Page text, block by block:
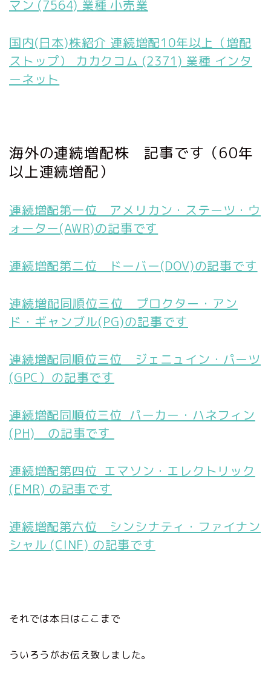
マン (7564) 業種 小売業
国内(日本)株紹介 連続増配10年以上（増配
ストップ） カカクコム (2371) 業種 インタ
ーネット
海外の連続増配株 記事です（60年
以上連続増配）
連続増配第一位 アメリカン・ステーツ・ウ
ォーター(AWR)の記事です
連続増配第二位 ドーバー(DOV)の記事です
連続増配同順位三位 プロクター・アン
ド・ギャンブル(PG)の記事です
連続増配同順位三位 ジェニュイン・パーツ
(GPC）の記事です
連続増配同順位三位 パーカー・ハネフィン
(PH) の記事です
連続増配第四位 エマソン・エレクトリック
(EMR) の記事です
連続増配第六位 シンシナティ・ファイナン
シャル (CINF) の記事です
それでは本日はここまで
ういろうがお伝え致しました。